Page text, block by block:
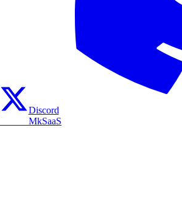
Discord
MkSaaS